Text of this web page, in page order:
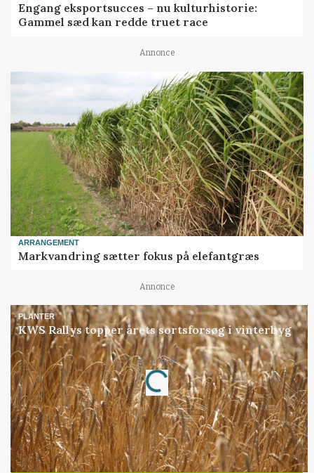
Engang eksportsucces – nu kulturhistorie:
Gammel sæd kan redde truet race
Annonce
ARRANGEMENT
Markvandring sætter fokus på elefantgræs
Annonce
PLANTER
KWS Rallys topper årets sortsforsøg i vinterbyg
Annonce
Loading...
Jobs
i samarbejde med